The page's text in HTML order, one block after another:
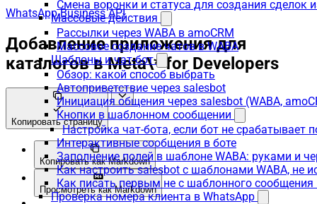
Смена воронки и статуса для создания сделок
Массовые действия
Рассылки через WABA в amoCRM
Массовое создание чатов в WABA
Шаблоны и чат-бот
Обзор: какой способ выбрать
Автоприветствие через salesbot
Инициация общения через salesbot (WABA,
Кнопки в шаблонном сообщении
Настройка чат-бота, если бот не срабатывает
Интерактивные сообщения в боте
Заполнение полей в шаблоне WABA: руками и
Как настроить salesbot с шаблонами WABA, не
Как писать первым не с шаблонного сообщения
Проверка номера клиента в WhatsApp
WhatsApp Business API
Добавление приложения для
каталогов в Meta\* for Developers
Копировать страницу
Копировать как Markdown
Просмотреть как Markdown